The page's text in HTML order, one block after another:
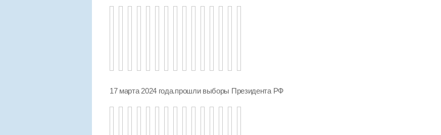
17 марта 2024 года.прошли выборы Президента РФ